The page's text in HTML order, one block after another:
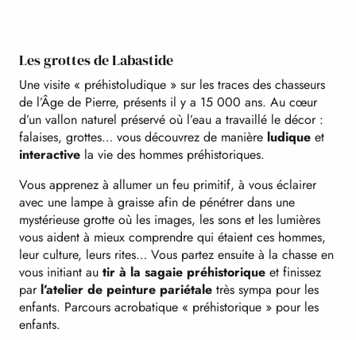
Les grottes de Labastide
Une visite « préhistoludique » sur les traces des chasseurs
de l’Âge de Pierre, présents il y a 15 000 ans. Au cœur
d’un vallon naturel préservé où l’eau a travaillé le décor :
falaises, grottes… vous découvrez de manière ludique et
interactive la vie des hommes préhistoriques.
Vous apprenez à allumer un feu primitif, à vous éclairer
avec une lampe à graisse afin de pénétrer dans une
mystérieuse grotte où les images, les sons et les lumières
vous aident à mieux comprendre qui étaient ces hommes,
leur culture, leurs rites… Vous partez ensuite à la chasse en
vous initiant au tir à la sagaie préhistorique et finissez
par l’atelier de peinture pariétale très sympa pour les
enfants. Parcours acrobatique « préhistorique » pour les
enfants.